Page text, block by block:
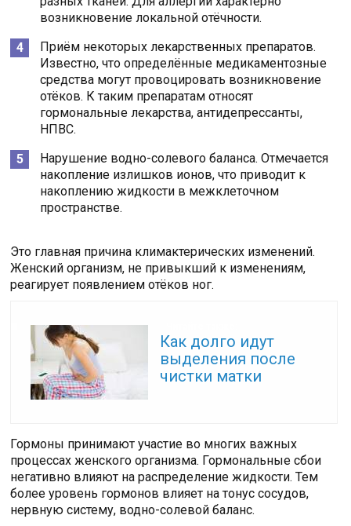
возникновение локальной отёчности.
Приём некоторых лекарственных препаратов.
Известно, что определённые медикаментозные
средства могут провоцировать возникновение
отёков. К таким препаратам относят
гормональные лекарства, антидепрессанты,
НПВС.
Нарушение водно-солевого баланса. Отмечается
накопление излишков ионов, что приводит к
накоплению жидкости в межклеточном
пространстве.
Это главная причина климактерических изменений.
Женский организм, не привыкший к изменениям,
реагирует появлением отёков ног.
Как долго идут
выделения после
чистки матки
Гормоны принимают участие во многих важных
процессах женского организма. Гормональные сбои
негативно влияют на распределение жидкости. Тем
более уровень гормонов влияет на тонус сосудов,
нервную систему, водно-солевой баланс.